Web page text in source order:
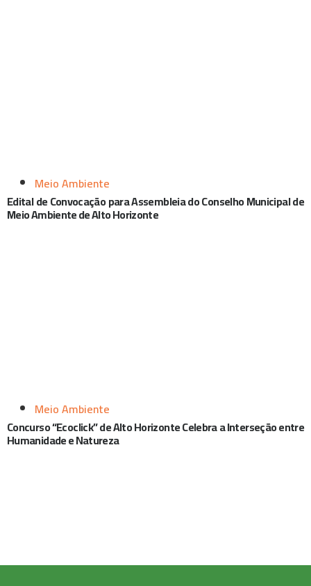
Meio Ambiente
Edital de Convocação para Assembleia do Conselho Municipal de
Meio Ambiente de Alto Horizonte
Meio Ambiente
Concurso “Ecoclick” de Alto Horizonte Celebra a Interseção entre
Humanidade e Natureza